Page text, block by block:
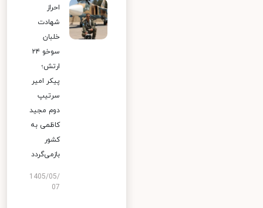
احراز
شهادت
خلبان
سوخو ۲۴
ارتش؛
پیکر امیر
سرتیپ
دوم مجید
کاظمی به
کشور
بازمی‌گردد
1405/05/
07